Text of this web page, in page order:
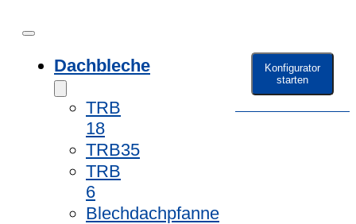
Dachbleche
TRB
18
TRB35
TRB
6
Blechdachpfanne
Konfigurator
starten